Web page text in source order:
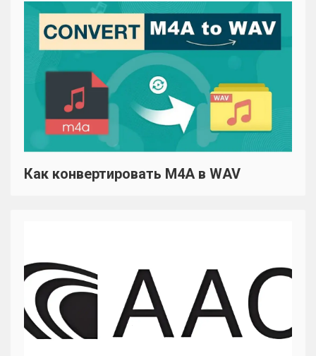
Как конвертировать M4A в WAV